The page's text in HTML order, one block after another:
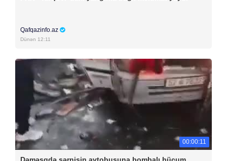
Qafqazinfo.az
Dünən 12:11
00:00:11